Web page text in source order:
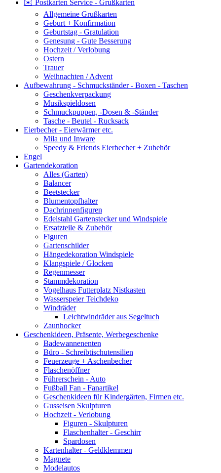
✉️ Postkarten Service - Grußkarten
Allgemeine Grußkarten
Geburt + Konfirmation
Geburtstag - Gratulation
Genesung - Gute Besserung
Hochzeit / Verlobung
Ostern
Trauer
Weihnachten / Advent
Aufbewahrung - Schmuckständer - Boxen - Taschen
Geschenkverpackung
Musikspieldosen
Schmuckpuppen, -Dosen & -Ständer
Tasche - Beutel - Rucksack
Eierbecher - Eierwärmer etc.
Mila und Inware
Speedy & Friends Eierbecher + Zubehör
Engel
Gartendekoration
Alles (Garten)
Balancer
Beetstecker
Blumentopfhalter
Dachrinnenfiguren
Edelstahl Gartenstecker und Windspiele
Ersatzteile & Zubehör
Figuren
Gartenschilder
Hängedekoration Windspiele
Klangspiele / Glocken
Regenmesser
Stammdekoration
Vogelhaus Futterplatz Nistkasten
Wasserspeier Teichdeko
Windräder
Leichtwindräder aus Segeltuch
Zaunhocker
Geschenkideen, Präsente, Werbegeschenke
Badewannenenten
Büro - Schreibtischutensilien
Feuerzeuge + Aschenbecher
Flaschenöffner
Führerschein - Auto
Fußball Fan - Fanartikel
Geschenkideen für Kindergärten, Firmen etc.
Gusseisen Skulpturen
Hochzeit - Verlobung
Figuren - Skulpturen
Flaschenhalter - Geschirr
Spardosen
Kartenhalter - Geldklemmen
Magnete
Modelautos